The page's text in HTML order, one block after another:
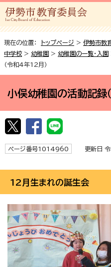
現在の位置： トップページ > 伊勢市教
中学校> 幼稚園 > 幼稚園の一覧・入園
（令和4年12月）
小俣幼稚園の活動記録
ページ番号1014960 更新日 令
12月生まれの誕生会